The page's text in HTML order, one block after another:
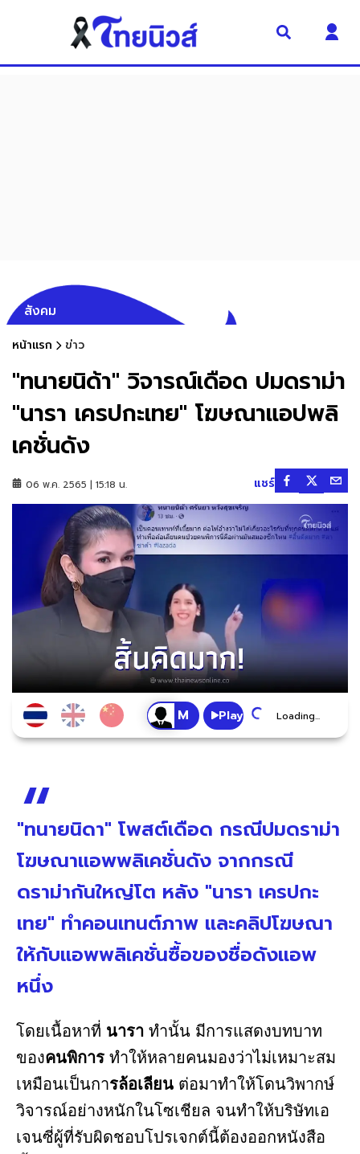
สังคม
หน้าแรก ข่าว
"ทนายนิด้า" วิจารณ์เดือด ปมดราม่า
"นารา เครปกะเทย" โฆษณาแอปพลิ
เคชั่นดัง
06 พ.ค. 2565 | 15:18 น. แชร์
Play Loading...
"ทนายนิดา" โพสต์เดือด กรณีปมดราม่า
โฆษณาแอพพลิเคชั่นดัง จากกรณี
ดราม่ากันใหญ่โต หลัง "นารา เครปกะ
เทย" ทำคอนเทนต์ภาพ และคลิปโฆษณา
ให้กับแอพพลิเคชั่นซื้อของชื่อดังแอพ
หนึ่ง
โดยเนื้อหาที่ นารา ทำนั้น มีการแสดงบทบาท
ของคนพิการ ทำให้หลายคนมองว่าไม่เหมาะสม
เหมือนเป็นการล้อเลียน ต่อมาทำให้โดนวิพากษ์
วิจารณ์อย่างหนักในโซเชียล จนทำให้บริษัทเอ
เจนซี่ผู้ที่รับผิดชอบโปรเจกต์นี้ต้องออกหนังสือ